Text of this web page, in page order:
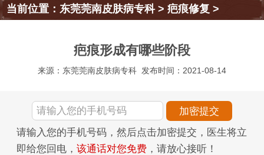
当前位置：东莞莞南皮肤病专科>疤痕修复 >
疤痕形成有哪些阶段
来源：东莞莞南皮肤病专科 发布时间：2021-08-14
请输入您的手机号码，然后点击加密提交，医生将立
即给您回电， 该通话对您免费 ，请放心接听！